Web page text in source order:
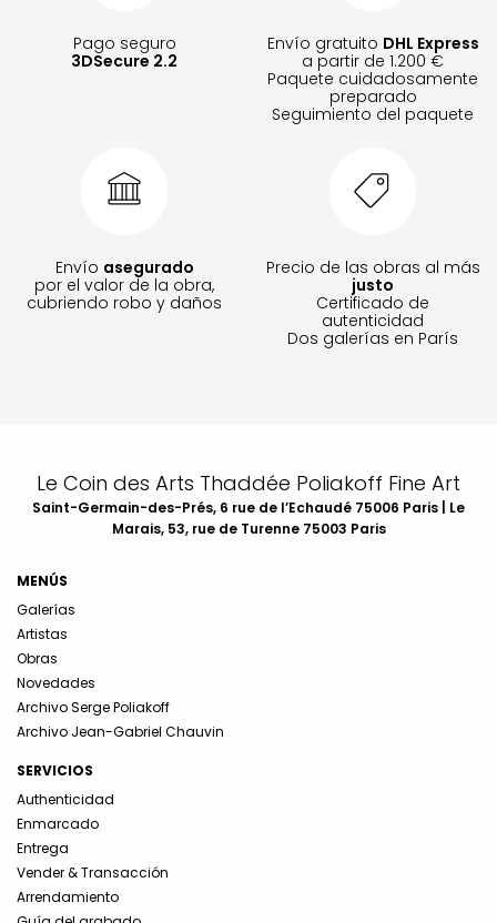
Pago seguro
3DSecure 2.2
Envío gratuito DHL Express
a partir de 1.200 €
Paquete cuidadosamente
preparado
Seguimiento del paquete
Envío asegurado
por el valor de la obra,
cubriendo robo y daños
Precio de las obras al más
justo
Certificado de
autenticidad
Dos galerías en París
Le Coin des Arts Thaddée Poliakoff Fine Art
Saint-Germain-des-Prés, 6 rue de l’Echaudé 75006 Paris | Le
Marais, 53, rue de Turenne 75003 Paris
MENÚS
Galerías
Artistas
Obras
Novedades
Archivo Serge Poliakoff
Archivo Jean-Gabriel Chauvin
SERVICIOS
Authenticidad
Enmarcado
Entrega
Vender & Transacción
Arrendamiento